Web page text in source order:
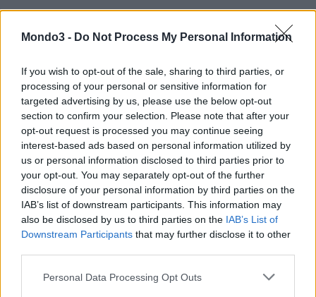
Mondo3 - Do Not Process My Personal Information
If you wish to opt-out of the sale, sharing to third parties, or
processing of your personal or sensitive information for
targeted advertising by us, please use the below opt-out
section to confirm your selection. Please note that after your
opt-out request is processed you may continue seeing
interest-based ads based on personal information utilized by
us or personal information disclosed to third parties prior to
your opt-out. You may separately opt-out of the further
disclosure of your personal information by third parties on the
IAB’s list of downstream participants. This information may
also be disclosed by us to third parties on the IAB’s List of
Downstream Participants that may further disclose it to other
Personal Data Processing Opt Outs
Dal 21 ottobre sarà on air la nuova campagna di comunicazione
televisive e radiofoniche, su stampa nazionale, in affissione e sui
social network.
La campagna, caratterizzata da lunghi formati (60’, 45’, 30’),
racconta come i clienti Vodafone, grazie alla Giga Network 4.5G,
possono ampliare le potenzialità delle loro esperienze
trasformandole da “ordinarie in straordinarie”.
Creatività WPP – Team Red, casa di produzione Akita Film,
regista Augusto De Fraga, musica: George Ezra, Paradise.
Con la partecipazione straordinaria di Linus.